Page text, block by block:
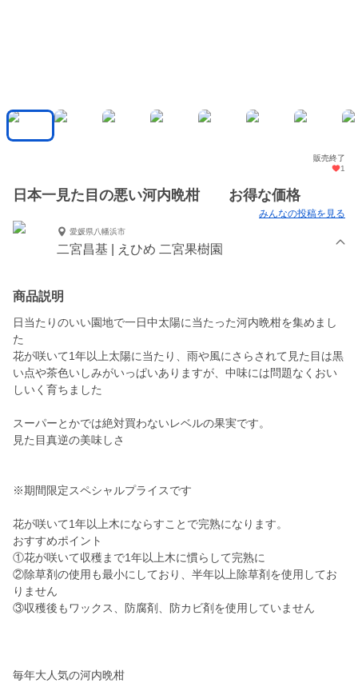
販売終了
1
日本一見た目の悪い河内晩柑 お得な価格
みんなの投稿を見る
愛媛県八幡浜市
二宮昌基 | えひめ 二宮果樹園
商品説明
日当たりのいい園地で一日中太陽に当たった河内晩柑を集めまし
た
花が咲いて1年以上太陽に当たり、雨や風にさらされて見た目は黒
い点や茶色いしみがいっぱいありますが、中味には問題なくおい
しいく育ちました
スーパーとかでは絶対買わないレベルの果実です。
見た目真逆の美味しさ
※期間限定スペシャルプライスです
花が咲いて1年以上木にならすことで完熟になります。
おすすめポイント
①花が咲いて収穫まで1年以上木に慣らして完熟に
②除草剤の使用も最小にしており、半年以上除草剤を使用してお
りません
③収穫後もワックス、防腐剤、防カビ剤を使用していません
毎年大人気の河内晩柑